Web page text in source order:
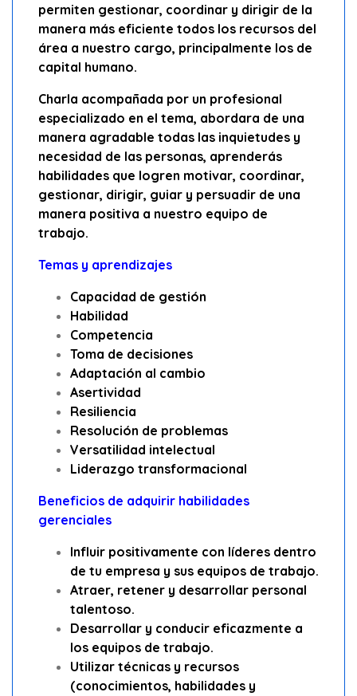
permiten gestionar, coordinar y dirigir de la
manera más eficiente todos los recursos del
área a nuestro cargo, principalmente los de
capital humano.
Charla acompañada por un profesional
especializado en el tema, abordara de una
manera agradable todas las inquietudes y
necesidad de las personas, aprenderás
habilidades que logren motivar, coordinar,
gestionar, dirigir, guiar y persuadir de una
manera positiva a nuestro equipo de
trabajo.
Temas y aprendizajes
Capacidad de gestión
Habilidad
Competencia
Toma de decisiones
Adaptación al cambio
Asertividad
Resiliencia
Resolución de problemas
Versatilidad intelectual
Liderazgo transformacional
Beneficios de adquirir habilidades
gerenciales
Influir positivamente con líderes dentro
de tu empresa y sus equipos de trabajo.
Atraer, retener y desarrollar personal
talentoso.
Desarrollar y conducir eficazmente a
los equipos de trabajo.
Utilizar técnicas y recursos
(conocimientos, habilidades y